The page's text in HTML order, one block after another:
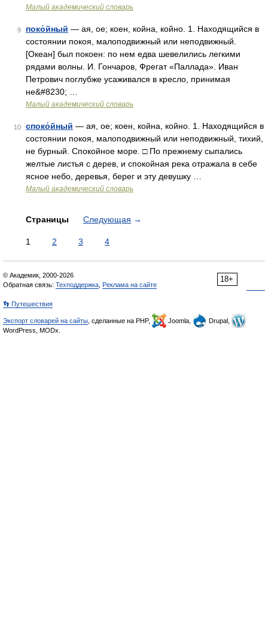
Малый академический словарь
9 поко́йный — ая, ое; коен, койна, койно. 1. Находящийся в
состоянии покоя, малоподвижный или неподвижный.
[Океан] был покоен: по нем едва шевелились легкими
рядами волны. И. Гончаров, Фрегат «Паллада». Иван
Петрович поглубже усаживался в кресло, принимая
не&#8230; …
Малый академический словарь
10 споко́йный — ая, ое; коен, койна, койно. 1. Находящийся в
состоянии покоя, малоподвижный или неподвижный, тихий,
не бурный. Спокойное море. □ По прежнему сыпались
желтые листья с дерев, и спокойная река отражала в себе
ясное небо, деревья, берег и эту девушку …
Малый академический словарь
Страницы Следующая →
1 2 3 4
18+
© Академик, 2000-2026
Обратная связь: Техподдержка Реклама на сайте
👣 Путешествия
Экспорт словарей на сайты , сделанные на PHP, Joomla,
Drupal,
WordPress, MODx.